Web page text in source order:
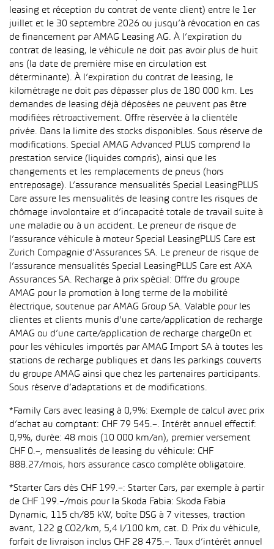
leasing et réception du contrat de vente client) entre le 1er
juillet et le 30 septembre 2026 ou jusqu’à révocation en cas
de financement par AMAG Leasing AG. À l’expiration du
contrat de leasing, le véhicule ne doit pas avoir plus de huit
ans (la date de première mise en circulation est
déterminante). À l’expiration du contrat de leasing, le
kilométrage ne doit pas dépasser plus de 180 000 km. Les
demandes de leasing déjà déposées ne peuvent pas être
modifiées rétroactivement. Offre réservée à la clientèle
privée. Dans la limite des stocks disponibles. Sous réserve de
modifications. Special AMAG Advanced PLUS comprend la
prestation service (liquides compris), ainsi que les
changements et les remplacements de pneus (hors
entreposage). L’assurance mensualités Special LeasingPLUS
Care assure les mensualités de leasing contre les risques de
chômage involontaire et d’incapacité totale de travail suite à
une maladie ou à un accident. Le preneur de risque de
l’assurance véhicule à moteur Special LeasingPLUS Care est
Zurich Compagnie d’Assurances SA. Le preneur de risque de
l’assurance mensualités Special LeasingPLUS Care est AXA
Assurances SA. Recharge à prix spécial: Offre du groupe
AMAG pour la promotion à long terme de la mobilité
électrique, soutenue par AMAG Group SA. Valable pour les
clientes et clients munis d’une carte/application de recharge
AMAG ou d’une carte/application de recharge chargeOn et
pour les véhicules importés par AMAG Import SA à toutes les
stations de recharge publiques et dans les parkings couverts
du groupe AMAG ainsi que chez les partenaires participants.
Sous réserve d’adaptations et de modifications.
*Family Cars avec leasing à 0,9%: Exemple de calcul avec prix
d’achat au comptant: CHF 79 545.–. Intérêt annuel effectif:
0,9%, durée: 48 mois (10 000 km/an), premier versement
CHF 0.–, mensualités de leasing du véhicule: CHF
888.27/mois, hors assurance casco complète obligatoire.
*Starter Cars dès CHF 199.–: Starter Cars, par exemple à partir
de CHF 199.–/mois pour la Skoda Fabia: Skoda Fabia
Dynamic, 115 ch/85 kW, boîte DSG à 7 vitesses, traction
avant, 122 g CO2/km, 5,4 l/100 km, cat. D. Prix du véhicule,
forfait de livraison inclus CHF 28 475.–. Taux d’intérêt annuel